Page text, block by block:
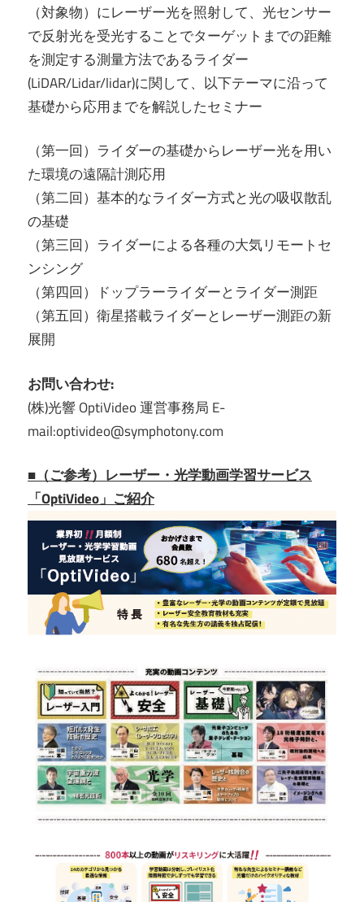
（対象物）にレーザー光を照射して、光センサー
で反射光を受光することでターゲットまでの距離
を測定する測量方法であるライダー
(LiDAR/Lidar/lidar)に関して、以下テーマに沿って
基礎から応用までを解説したセミナー
（第一回）ライダーの基礎からレーザー光を用い
た環境の遠隔計測応用
（第二回）基本的なライダー方式と光の吸収散乱
の基礎
（第三回）ライダーによる各種の大気リモートセ
ンシング
（第四回）ドップラーライダーとライダー測距
（第五回）衛星搭載ライダーとレーザー測距の新
展開
お問い合わせ:
(株)光響 OptiVideo 運営事務局 E-
mail:optivideo@symphotony.com
■（ご参考）レーザー・光学動画学習サービス
「OptiVideo」ご紹介